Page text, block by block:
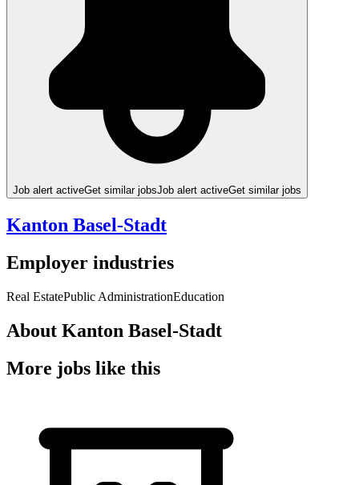
Job alert activeGet similar jobsJob alert activeGet similar jobs
Kanton Basel-Stadt
Employer industries
Real EstatePublic AdministrationEducation
About Kanton Basel-Stadt
More jobs like this